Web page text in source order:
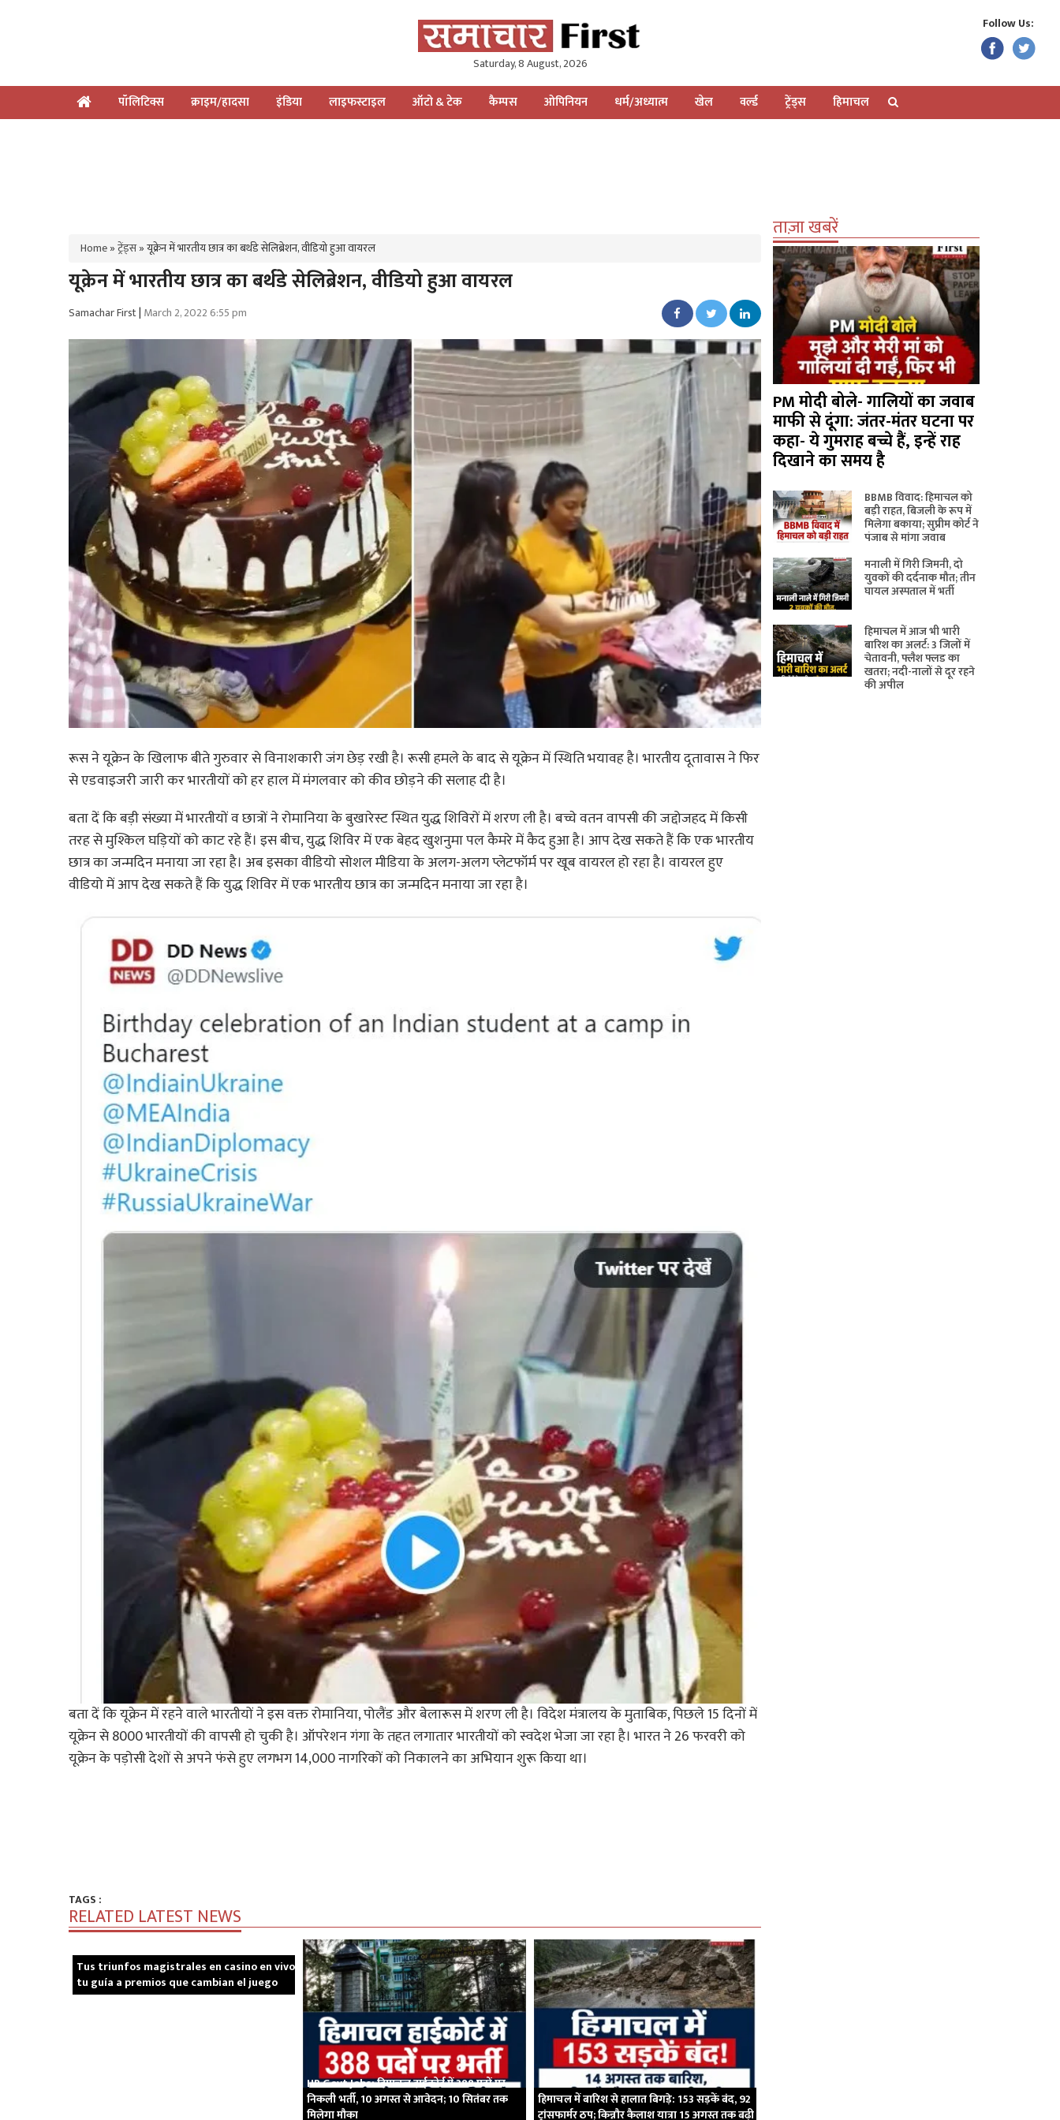
Saturday, 8 August, 2026
Follow Us:
पॉलिटिक्स क्राइम/हादसा इंडिया लाइफस्टाइल ऑटो & टेक कैम्पस ओपिनियन धर्म/अध्यात्म खेल वर्ल्ड ट्रेंड्स हिमाचल
Home»ट्रेंड्स»यूक्रेन में भारतीय छात्र का बर्थडे सेलिब्रेशन, वीडियो हुआ वायरल
यूक्रेन में भारतीय छात्र का बर्थडे सेलिब्रेशन, वीडियो हुआ वायरल
Samachar First| March 2, 2022 6:55 pm
रूस ने यूक्रेन के खिलाफ बीते गुरुवार से विनाशकारी जंग छेड़ रखी है। रूसी हमले के बाद से यूक्रेन में स्थिति भयावह है। भारतीय दूतावास ने फिर
से एडवाइजरी जारी कर भारतीयों को हर हाल में मंगलवार को कीव छोड़ने की सलाह दी है।
बता दें कि बड़ी संख्या में भारतीयों व छात्रों ने रोमानिया के बुखारेस्ट स्थित युद्ध शिविरों में शरण ली है। बच्चे वतन वापसी की जद्दोजहद में किसी
तरह से मुश्किल घड़ियों को काट रहे हैं। इस बीच, युद्ध शिविर में एक बेहद खुशनुमा पल कैमरे में कैद हुआ है। आप देख सकते हैं कि एक भारतीय
छात्र का जन्मदिन मनाया जा रहा है। अब इसका वीडियो सोशल मीडिया के अलग-अलग प्लेटफॉर्म पर खूब वायरल हो रहा है। वायरल हुए
वीडियो में आप देख सकते हैं कि युद्ध शिविर में एक भारतीय छात्र का जन्मदिन मनाया जा रहा है।
बता दें कि यूक्रेन में रहने वाले भारतीयों ने इस वक्त रोमानिया, पोलैंड और बेलारूस में शरण ली है। विदेश मंत्रालय के मुताबिक, पिछले 15 दिनों में
यूक्रेन से 8000 भारतीयों की वापसी हो चुकी है। ऑपरेशन गंगा के तहत लगातार भारतीयों को स्वदेश भेजा जा रहा है। भारत ने 26 फरवरी को
यूक्रेन के पड़ोसी देशों से अपने फंसे हुए लगभग 14,000 नागरिकों को निकालने का अभियान शुरू किया था।
TAGS :
RELATED LATEST NEWS
Tus triunfos magistrales en casino en vivo
tu guía a premios que cambian el juego
HP Govt Jobs: हिमाचल हाईकोर्ट में 388 पदों पर
निकली भर्ती, 10 अगस्त से आवेदन; 10 सितंबर तक
मिलेगा मौका
हिमाचल में बारिश से हालात बिगड़े: 153 सड़कें बंद, 92
ट्रांसफार्मर ठप; किन्नौर कैलाश यात्रा 15 अगस्त तक बढ़ी
ताज़ा खबरें
PM मोदी बोले- गालियों का जवाब
माफी से दूंगा: जंतर-मंतर घटना पर
कहा- ये गुमराह बच्चे हैं, इन्हें राह
दिखाने का समय है
BBMB विवाद: हिमाचल को
बड़ी राहत, बिजली के रूप में
मिलेगा बकाया; सुप्रीम कोर्ट ने
पंजाब से मांगा जवाब
मनाली में गिरी जिमनी, दो
युवकों की दर्दनाक मौत; तीन
घायल अस्पताल में भर्ती
हिमाचल में आज भी भारी
बारिश का अलर्ट: 3 जिलों में
चेतावनी, फ्लैश फ्लड का
खतरा; नदी-नालों से दूर रहने
की अपील